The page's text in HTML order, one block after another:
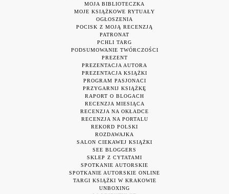
MOJA BIBLIOTECZKA
MOJE KSIĄŻKOWE RYTUAŁY
OGŁOSZENIA
POCISK Z MOJĄ RECENZJĄ
PATRONAT
PCHLI TARG
PODSUMOWANIE TWÓRCZOŚCI
PREZENT
PREZENTACJA AUTORA
PREZENTACJA KSIĄŻKI
PROGRAM PASJONACI
PRZYGARNIJ KSIĄŻKĘ
RAPORT O BLOGACH
RECENZJA MIESIĄCA
RECENZJA NA OKŁADCE
RECENZJA NA PORTALU
REKORD POLSKI
ROZDAWAJKA
SALON CIEKAWEJ KSIĄŻKI
SEE BLOGGERS
SKLEP Z CYTATAMI
SPOTKANIE AUTORSKIE
SPOTKANIE AUTORSKIE ONLINE
TARGI KSIĄŻKI W KRAKOWIE
UNBOXING